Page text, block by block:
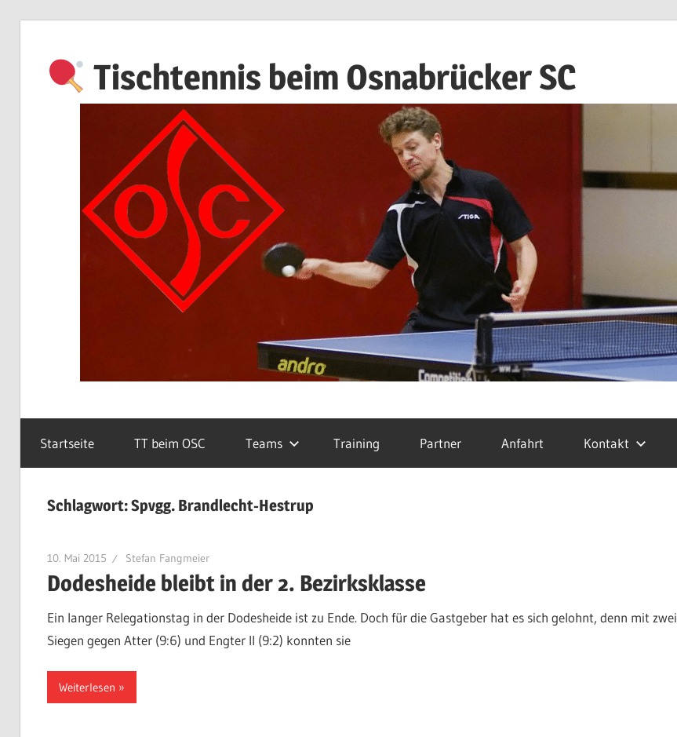
springen
Tischtennis beim Osnabrücker SC
Startseite TT beim OSC Teams Training Partner Anfahrt Kontakt
Schlagwort:Spvgg. Brandlecht-Hestrup
10. Mai 2015 Stefan Fangmeier
Dodesheide bleibt in der 2. Bezirksklasse
Ein langer Relegationstag in der Dodesheide ist zu Ende. Doch für die Gastgeber hat es sich gelohnt, denn mit zwei
Siegen gegen Atter (9:6) und Engter II (9:2) konnten sie
Weiterlesen